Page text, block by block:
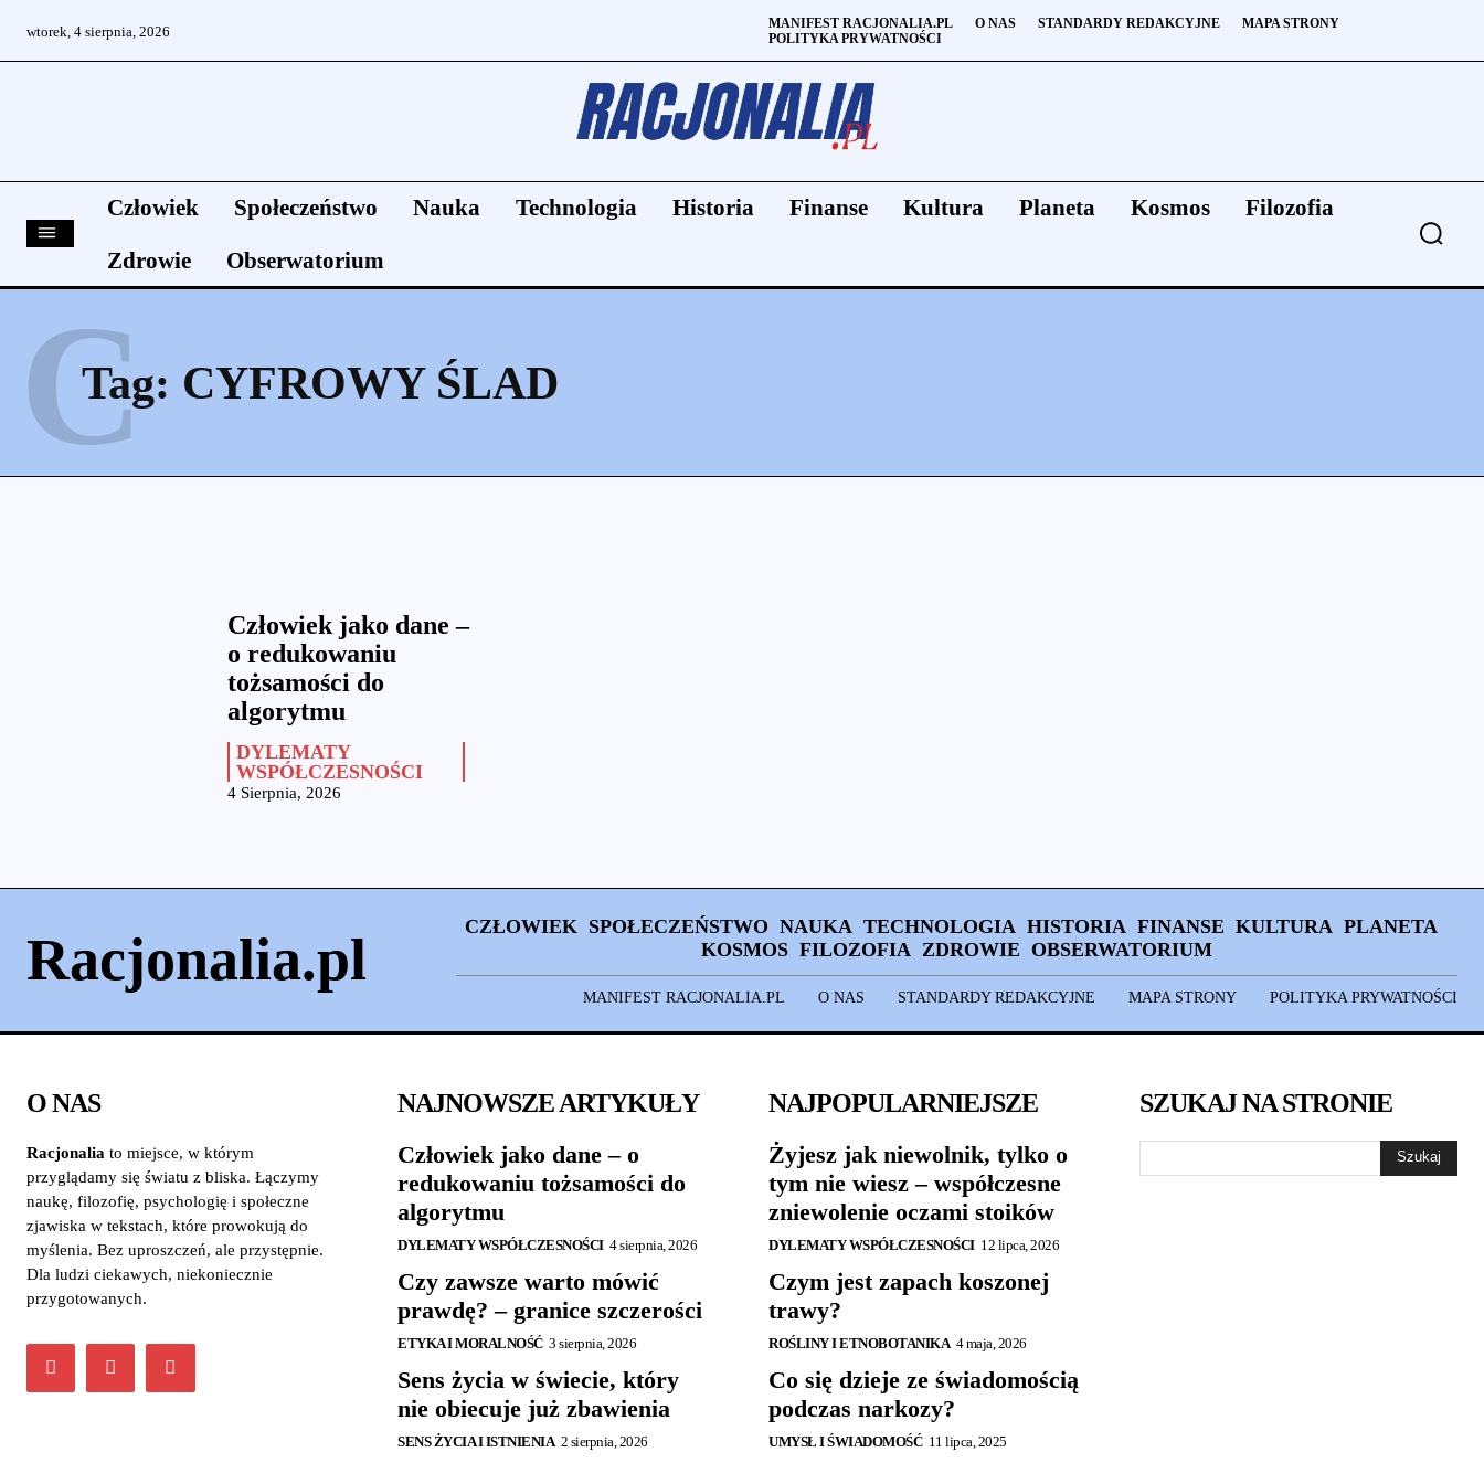
wtorek, 4 sierpnia, 2026 MANIFEST RACJONALIA.PL O NAS STANDARDY REDAKCYJNE
MAPA STRONY
POLITYKA PRYWATNOŚCI
Człowiek Społeczeństwo Nauka Technologia Historia Finanse Kultura Planeta Kosmos Filozofia
Zdrowie Obserwatorium
Tag: CYFROWY ŚLAD
C
Człowiek jako dane –
o redukowaniu
tożsamości do
algorytmu
DYLEMATY
WSPÓŁCZESNOŚCI
4 Sierpnia, 2026
Racjonalia.pl
CZŁOWIEK SPOŁECZEŃSTWO NAUKA TECHNOLOGIA HISTORIA FINANSE KULTURA PLANETA
KOSMOS FILOZOFIA ZDROWIE OBSERWATORIUM
MANIFEST RACJONALIA.PL O NAS STANDARDY REDAKCYJNE MAPA STRONY POLITYKA PRYWATNOŚCI
O NAS
Racjonalia to miejsce, w którym
przyglądamy się światu z bliska. Łączymy
naukę, filozofię, psychologię i społeczne
zjawiska w tekstach, które prowokują do
myślenia. Bez uproszczeń, ale przystępnie.
Dla ludzi ciekawych, niekoniecznie
przygotowanych.
NAJNOWSZE ARTYKUŁY
Człowiek jako dane – o
redukowaniu tożsamości do
algorytmu
DYLEMATY WSPÓŁCZESNOŚCI 4 sierpnia, 2026
Czy zawsze warto mówić
prawdę? – granice szczerości
ETYKA I MORALNOŚĆ 3 sierpnia, 2026
Sens życia w świecie, który
nie obiecuje już zbawienia
SENS ŻYCIA I ISTNIENIA 2 sierpnia, 2026
NAJPOPULARNIEJSZE
Żyjesz jak niewolnik, tylko o
tym nie wiesz – współczesne
zniewolenie oczami stoików
DYLEMATY WSPÓŁCZESNOŚCI 12 lipca, 2026
Czym jest zapach koszonej
trawy?
ROŚLINY I ETNOBOTANIKA 4 maja, 2026
Co się dzieje ze świadomością
podczas narkozy?
UMYSŁ I ŚWIADOMOŚĆ 11 lipca, 2025
SZUKAJ NA STRONIE
Szukaj